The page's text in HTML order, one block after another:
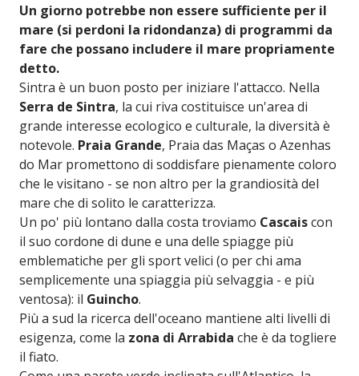
Un giorno potrebbe non essere sufficiente per il
mare (si perdoni la ridondanza) di programmi da
fare che possano includere il mare propriamente
detto.
Sintra è un buon posto per iniziare l'attacco. Nella
Serra de Sintra, la cui riva costituisce un'area di
grande interesse ecologico e culturale, la diversità è
notevole. Praia Grande, Praia das Maças o Azenhas
do Mar promettono di soddisfare pienamente coloro
che le visitano - se non altro per la grandiosità del
mare che di solito le caratterizza.
Un po' più lontano dalla costa troviamo Cascaiscon
il suo cordone di dune e una delle spiagge più
emblematiche per gli sport velici (o per chi ama
semplicemente una spiaggia più selvaggia - e più
ventosa): il Guincho.
Più a sud la ricerca dell'oceano mantiene alti livelli di
esigenza, come la zona di Arrabida che è da togliere
il fiato.